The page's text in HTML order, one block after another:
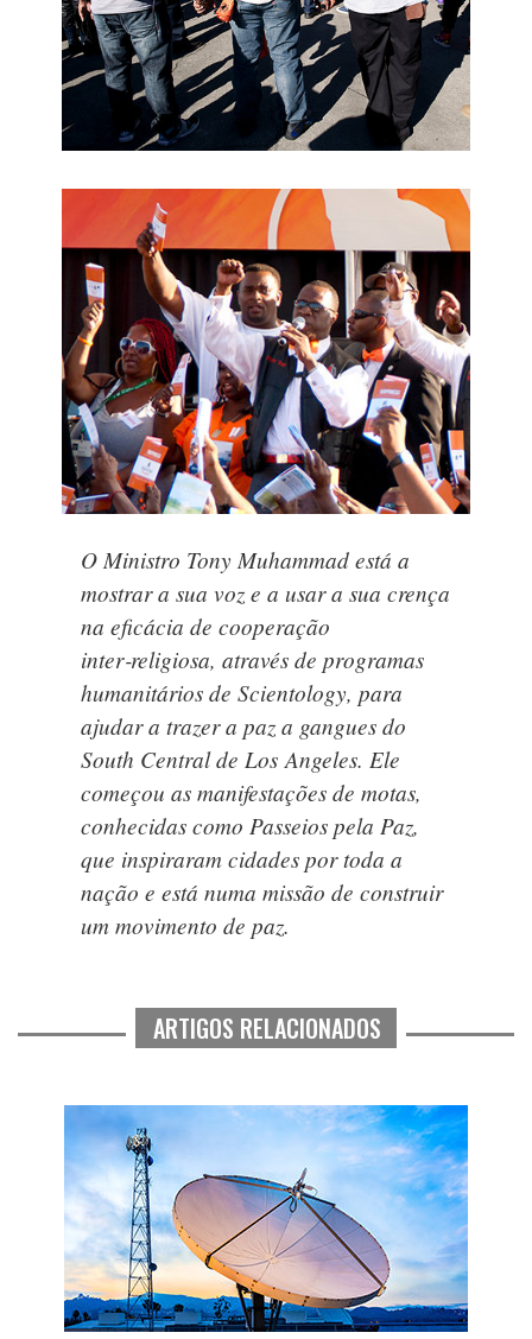
O Ministro Tony Muhammad está a
mostrar a sua voz e a usar a sua crença
na eficácia de cooperação
inter‑religiosa, através de programas
humanitários de Scientology, para
ajudar a trazer a paz a gangues do
South Central de Los Angeles. Ele
começou as manifestações de motas,
conhecidas como Passeios pela Paz,
que inspiraram cidades por toda a
nação e está numa missão de construir
um movimento de paz.
ARTIGOS RELACIONADOS